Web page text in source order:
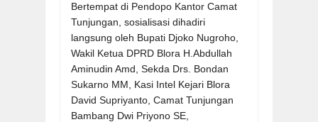
Bertempat di Pendopo Kantor Camat
Tunjungan, sosialisasi dihadiri
langsung oleh Bupati Djoko Nugroho,
Wakil Ketua DPRD Blora H.Abdullah
Aminudin Amd, Sekda Drs. Bondan
Sukarno MM, Kasi Intel Kejari Blora
David Supriyanto, Camat Tunjungan
Bambang Dwi Priyono SE,